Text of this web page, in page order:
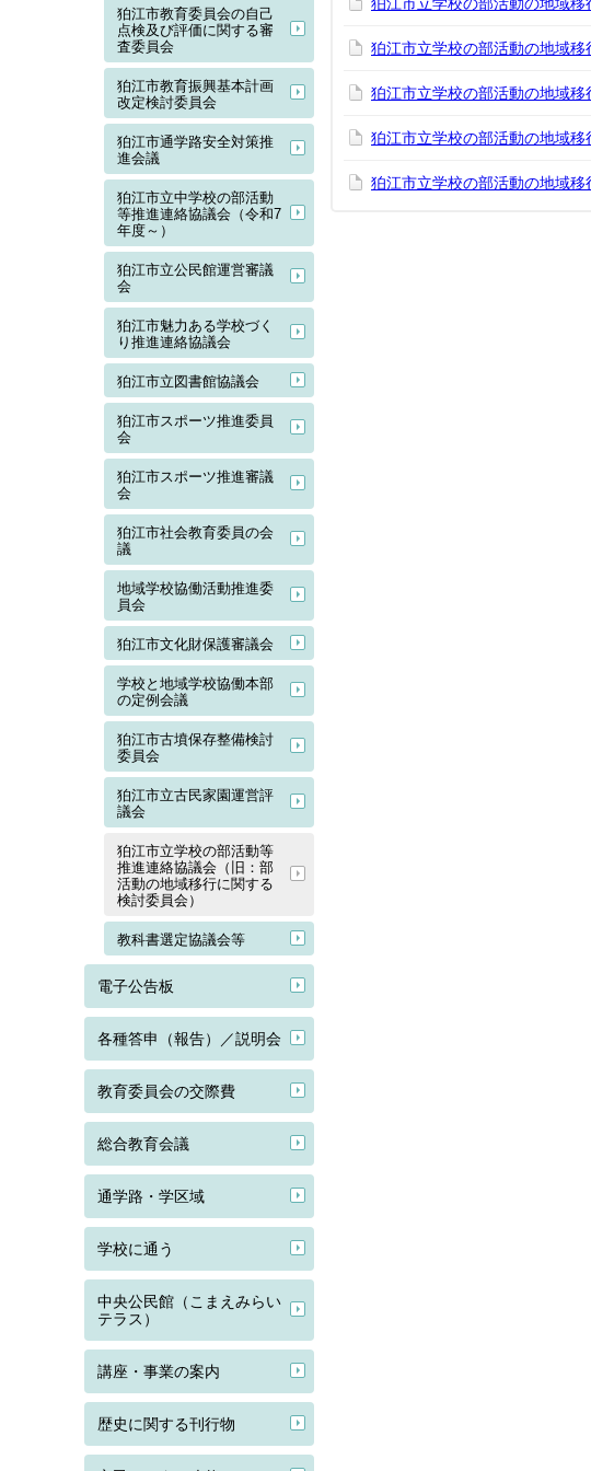
狛江市教育委員会の自己
点検及び評価に関する審
査委員会
狛江市教育振興基本計画
改定検討委員会
狛江市通学路安全対策推
進会議
狛江市立中学校の部活動
等推進連絡協議会（令和7
年度～）
狛江市立公民館運営審議
会
狛江市魅力ある学校づく
り推進連絡協議会
狛江市立図書館協議会
狛江市スポーツ推進委員
会
狛江市スポーツ推進審議
会
狛江市社会教育委員の会
議
地域学校協働活動推進委
員会
狛江市文化財保護審議会
学校と地域学校協働本部
の定例会議
狛江市古墳保存整備検討
委員会
狛江市立古民家園運営評
議会
狛江市立学校の部活動等
推進連絡協議会（旧：部
活動の地域移行に関する
検討委員会）
教科書選定協議会等
電子公告板
各種答申（報告）／説明会
教育委員会の交際費
総合教育会議
通学路・学区域
学校に通う
中央公民館（こまえみらい
テラス）
講座・事業の案内
歴史に関する刊行物
狛江市立学校の部活動の地域移
狛江市立学校の部活動の地域移
狛江市立学校の部活動の地域移
狛江市立学校の部活動の地域移